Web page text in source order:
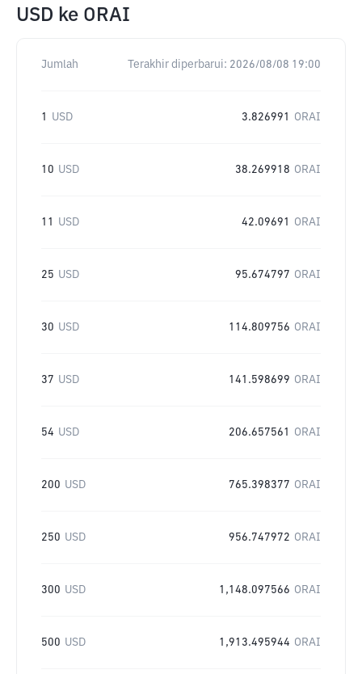
USD ke ORAI
Jumlah Terakhir diperbarui: 2026/08/08 19:00
1 USD 3.826991 ORAI
10 USD 38.269918 ORAI
11 USD 42.09691 ORAI
25 USD 95.674797 ORAI
30 USD 114.809756 ORAI
37 USD 141.598699 ORAI
54 USD 206.657561 ORAI
200 USD 765.398377 ORAI
250 USD 956.747972 ORAI
300 USD 1,148.097566 ORAI
500 USD 1,913.495944 ORAI